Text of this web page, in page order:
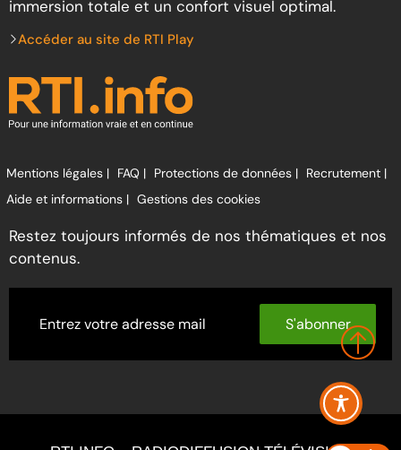
immersion totale et un confort visuel optimal.
Accéder au site de RTI Play
Mentions légales | FAQ | Protections de données | Recrutement |
Aide et informations | Gestions des cookies
Restez toujours informés de nos thématiques et nos
contenus.
S'abonner